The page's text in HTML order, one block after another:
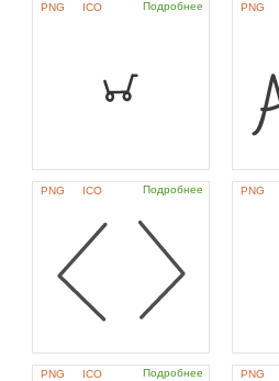
PNG ICO Подробнее PNG
PNG ICO Подробнее PNG
PNG ICO Подробнее PNG